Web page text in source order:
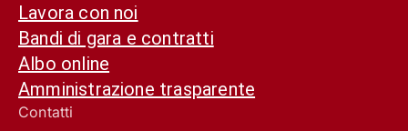
Lavora con noi
Bandi di gara e contratti
Albo online
Amministrazione trasparente
Contatti